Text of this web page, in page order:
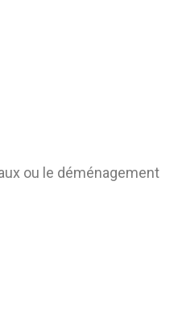
ou le déménagement